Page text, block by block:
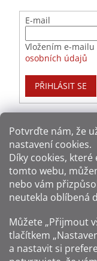
Potvrďte nám​​, že
nastavení cookies.
Díky cookies, které
tomto webu,
nebo vám
neutekla oblíbená
Můžete „Přijmout
tlačítkem
a nastavit si
E-mail
Vložením e-
osobních údajů
PŘIHLÁSIT SE